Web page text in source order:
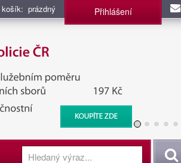
košík: prázdný Přihlášení
služba, BIS, Zpravodajské
Vyhledat